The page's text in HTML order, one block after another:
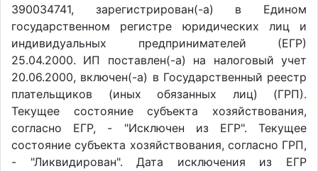
390034741, зарегистрирован(-а) в Едином
государственном регистре юридических лиц и
индивидуальных предпринимателей (ЕГР)
25.04.2000. ИП поставлен(-a) на налоговый учет
20.06.2000, включен(-a) в Государственный реестр
плательщиков (иных обязанных лиц) (ГРП).
Текущее состояние субъекта хозяйствования,
согласно ЕГР, - "Исключен из ЕГР". Текущее
состояние субъекта хозяйствования, согласно ГРП,
- "Ликвидирован". Дата исключения из ЕГР